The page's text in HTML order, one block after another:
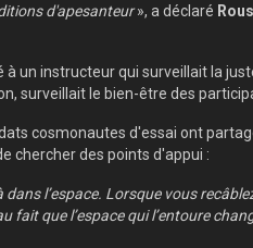
d'apesanteur», a déclaré
un instructeur qui surveillait la
surveillait le bien-être des
cosmonautes d'essai ont
chercher des points d'appui :
dans l’espace. Lorsque vous
fait que l’espace qui l’entoure